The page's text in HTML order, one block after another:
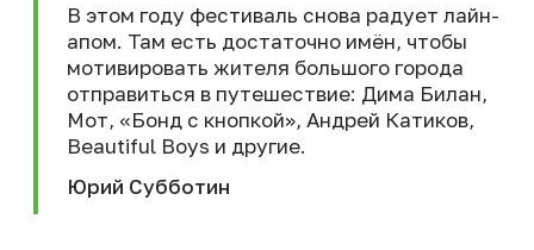
В этом году фестиваль снова радует лайн-
апом. Там есть достаточно имён, чтобы
мотивировать жителя большого города
отправиться в путешествие: Дима Билан,
Мот, «Бонд с кнопкой», Андрей Катиков,
Beautiful Boys и другие.
Юрий Субботин